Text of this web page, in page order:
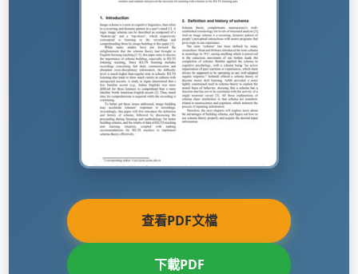
查看PDF文檔
下載PDF